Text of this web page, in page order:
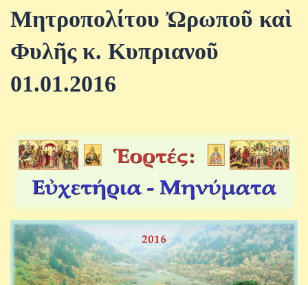
Μητροπολίτου Ὠρωποῦ καὶ
Φυλῆς κ. Κυπριανοῦ
01.01.2016